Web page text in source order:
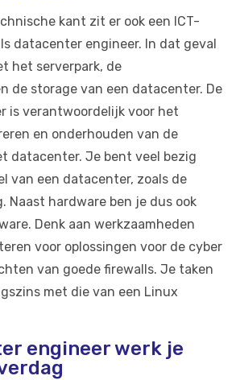
kant zit er ook een ICT-
datacenter engineer. In dat geval
het serverpark, de
de storage van een datacenter. De
is verantwoordelijk voor het
en onderhouden van de
datacenter. Je bent veel bezig
van een datacenter, zoals de
Naast hardware ben je dus ook
Denk aan werkzaamheden
voor oplossingen voor de cyber
van goede firewalls. Je taken
met die van een Linux
engineer werk je